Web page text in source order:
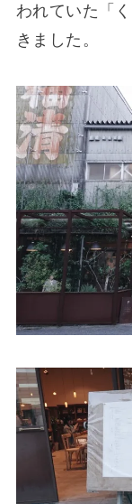
われていた「
きました。